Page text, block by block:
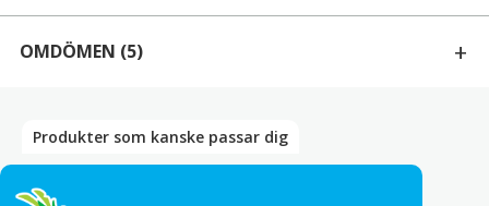
OMDÖMEN (5)
Produkter som kanske passar dig